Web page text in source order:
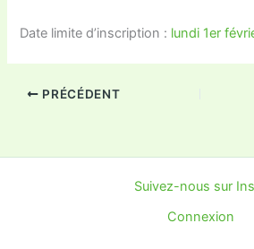
Date limite d’inscription : lundi 1er
PRÉCÉDENT
Suivez-nous sur
Connexion